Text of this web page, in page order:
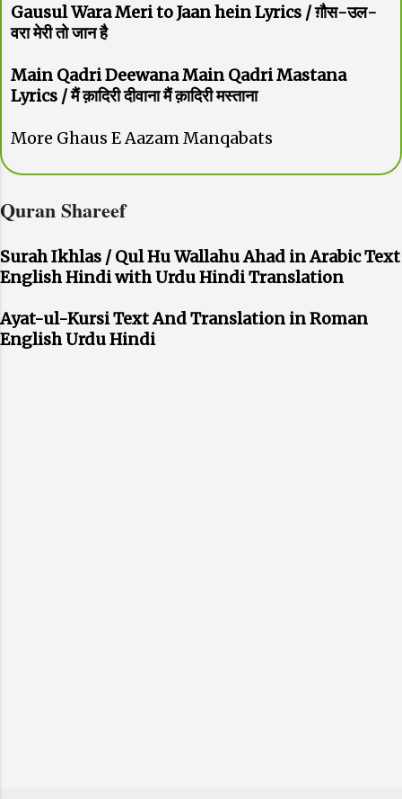
Gausul Wara Meri to Jaan hein Lyrics / ग़ौस-उल-
वरा मेरी तो जान है
Main Qadri Deewana Main Qadri Mastana
Lyrics / मैं क़ादिरी दीवाना मैं क़ादिरी मस्ताना
More Ghaus E Aazam Manqabats
Quran Shareef
Surah Ikhlas / Qul Hu Wallahu Ahad in Arabic Text
English Hindi with Urdu Hindi Translation
Ayat-ul-Kursi Text And Translation in Roman
English Urdu Hindi